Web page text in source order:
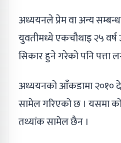
अध्ययनले प्रेम वा अन्य
युवतीमध्ये एकचौथाइ २५
सिकार हुने गरेको पनि पत्ता
अध्ययनको आँकडामा २०१०
सामेल गरिएको छ । यसमा
तथ्यांक सामेल छैन ।